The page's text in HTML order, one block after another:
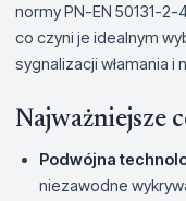
normy PN-EN 50131-
co czyni je idealnym
sygnalizacji włamania i
Najważniejsze
Podwójna
niezawodne